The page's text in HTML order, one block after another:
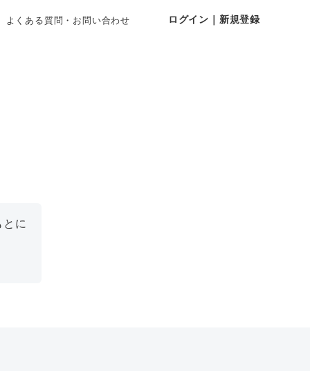
よくある質問・お問い合わせ ログイン｜新規登録
に